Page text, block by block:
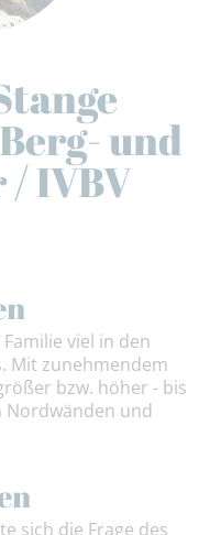
und
IVBV
viel in den
Mit zunehmendem
bzw. höher - bis
Nordwänden und
sich die Frage des